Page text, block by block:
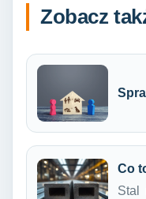
Zobacz
Co
Stal